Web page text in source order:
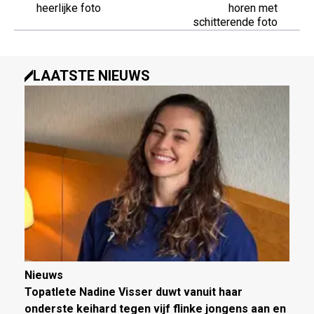
heerlijke foto
horen met
schitterende foto
LAATSTE NIEUWS
Nieuws
Topatlete Nadine Visser duwt vanuit haar
onderste keihard tegen vijf flinke jongens aan en